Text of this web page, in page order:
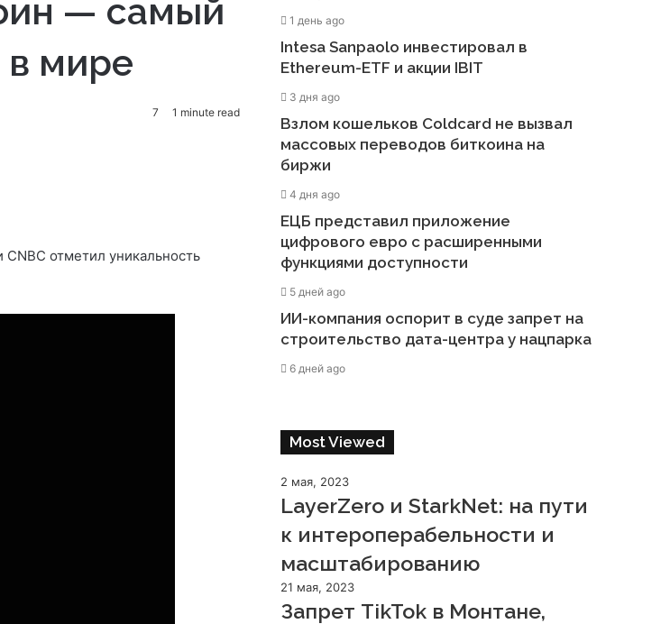
— самый
мире
7 1 minute read
отметил уникальность
1 день ago
Intesa Sanpaolo инвестировал в
Ethereum-ETF и акции IBIT
3 дня ago
Взлом кошельков Coldcard не вызвал
массовых переводов биткоина на
биржи
4 дня ago
ЕЦБ представил приложение
цифрового евро с расширенными
функциями доступности
5 дней ago
ИИ-компания оспорит в суде запрет на
строительство дата-центра у нацпарка
6 дней ago
Most Viewed
2 мая, 2023
LayerZero и StarkNet: на пути
к интероперабельности и
масштабированию
21 мая, 2023
Запрет TikTok в Монтане,